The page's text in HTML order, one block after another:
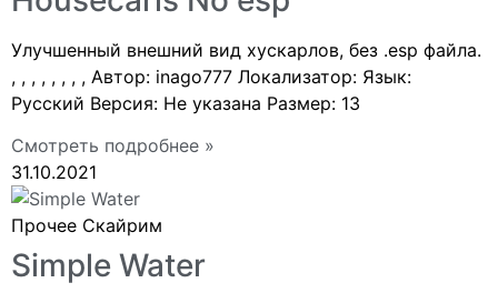
Улучшенный внешний вид хускарлов, без .esp файла.
, , , , , , , , Автор: inago777 Локализатор: Язык:
Русский Версия: Не указана Размер: 13
Смотреть подробнее »
31.10.2021
Прочее Скайрим
Simple Water